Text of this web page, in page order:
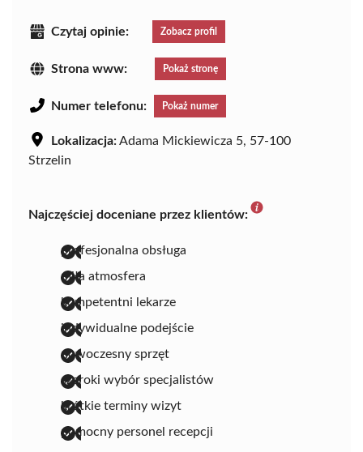
Czytaj opinie: Zobacz profil
Strona www: Pokaż stronę
Numer telefonu: Pokaż numer
Lokalizacja:Adama Mickiewicza 5, 57-100
Strzelin
Najczęściej doceniane przez klientów:
profesjonalna obsługa
miła atmosfera
kompetentni lekarze
indywidualne podejście
nowoczesny sprzęt
szeroki wybór specjalistów
krótkie terminy wizyt
pomocny personel recepcji